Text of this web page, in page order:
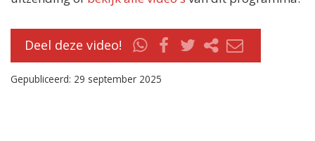
Deel deze video!
Gepubliceerd: 29 september 2025